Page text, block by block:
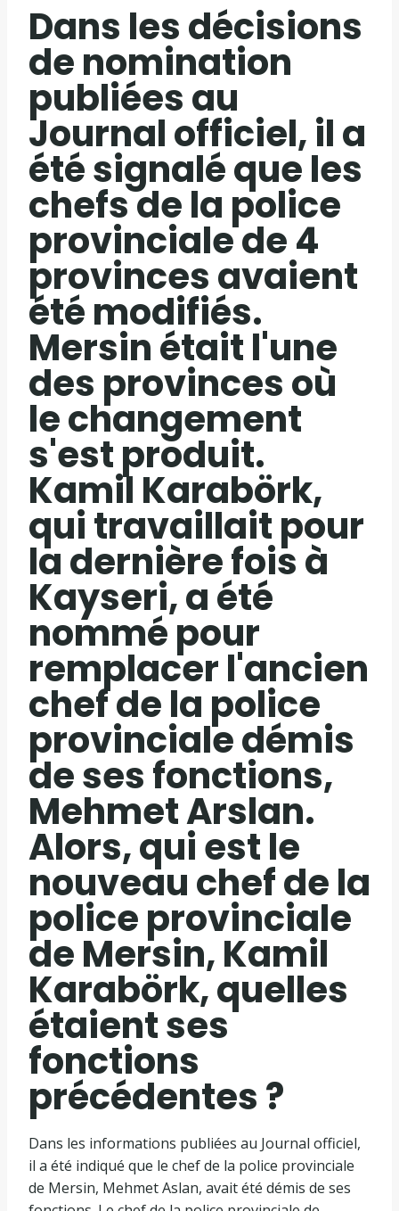
Dans les décisions
de nomination
publiées au
Journal officiel, il a
été signalé que les
chefs de la police
provinciale de 4
provinces avaient
été modifiés.
Mersin était l'une
des provinces où
le changement
s'est produit.
Kamil Karabörk,
qui travaillait pour
la dernière fois à
Kayseri, a été
nommé pour
remplacer l'ancien
chef de la police
provinciale démis
de ses fonctions,
Mehmet Arslan.
Alors, qui est le
nouveau chef de la
police provinciale
de Mersin, Kamil
Karabörk, quelles
étaient ses
fonctions
précédentes ?
Dans les informations publiées au Journal officiel,
il a été indiqué que le chef de la police provinciale
de Mersin, Mehmet Aslan, avait été démis de ses